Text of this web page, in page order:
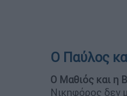
Ο Παύλος
Ο Μαθιός και η
Νικηφόρος δεν